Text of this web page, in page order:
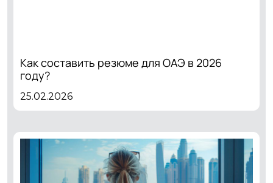
Как составить резюме для ОАЭ в 2026
году?
25.02.2026